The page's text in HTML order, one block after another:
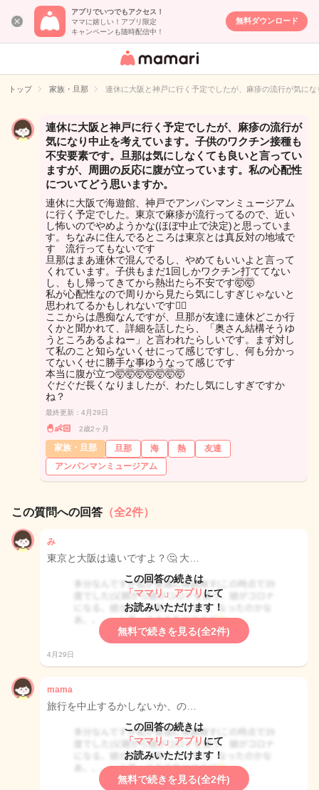
アプリでいつでもアクセス！
ママに嬉しい！アプリ限定
キャンペーンも随時配信中！
無料ダウンロード
女性専用匿名QA
イト
トップ 家族・旦那 連休に大阪と神戸に行く予定でしたが、麻疹の流行が気に
連休に大阪と神戸に行く予定でしたが、麻疹の流行が
気になり中止を考えています。子供のワクチン接種も
不安要素です。旦那は気にしなくても良いと言ってい
ますが、周囲の反応に腹が立っています。私の心配性
についてどう思いますか。
連休に大阪で海遊館、神戸でアンパンマンミュージアム
に行く予定でした。東京で麻疹が流行ってるので、近い
し怖いのでやめようかな(ほぼ中止で決定)と思っていま
す。ちなみに住んでるところは東京とは真反対の地域で
す 流行ってもないです
旦那はまあ連休で混んでるし、やめてもいいよと言って
くれています。子供もまだ1回しかワクチン打ててない
し、もし帰ってきてから熱出たら不安です🤯🤯
私が心配性なので周りから見たら気にしすぎじゃないと
思われてるかもしれないです🫩🫩
ここからは愚痴なんですが、旦那が友達に連休どこか行
くかと聞かれて、詳細を話したら、「奥さん結構そうゆ
うところあるよねー」と言われたらしいです。まず対し
て私のこと知らないくせにって感じですし、何も分かっ
てないくせに勝手な事ゆうなって感じです
本当に腹が立つ🤯🤯🤯🤯🤯🤯🤯
ぐだぐだ長くなりましたが、わたし気にしすぎですか
ね？
最終更新：4月29日
🐣👶🏻 2歳2ヶ月
家族・旦那 旦那 海 熱
友達
アンパンマンミュージアム
この質問への回答 （全2件）
み
東京と大阪は遠いですよ？🤔 大…
この回答の続きは
「ママリ」アプリ にて
お読みいただけます！
無料で続きを見る(全2件)
4月29日
mama
旅行を中止するかしないか、の…
この回答の続きは
「ママリ」アプリ にて
お読みいただけます！
無料で続きを見る(全2件)